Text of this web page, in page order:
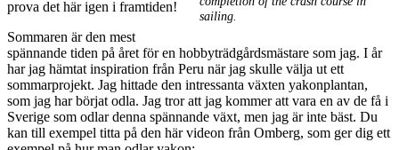
sailing.
prova det här igen i framtiden!
Sommaren är den mest
spännande tiden på året för en hobbyträdgårdsmästare som jag. I år
har jag hämtat inspiration från Peru när jag skulle välja ut ett
sommarprojekt. Jag hittade den intressanta växten yakonplantan,
som jag har börjat odla. Jag tror att jag kommer att vara en av de få i
Sverige som odlar denna spännande växt, men jag är inte bäst. Du
kan till exempel titta på den här videon från Omberg, som ger dig ett